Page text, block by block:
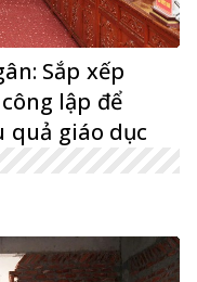
Sắp xếp
lập để
quả giáo dục